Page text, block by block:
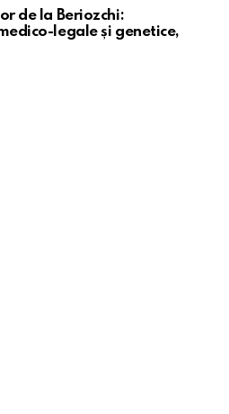
de la Beriozchi:
legale și genetice,